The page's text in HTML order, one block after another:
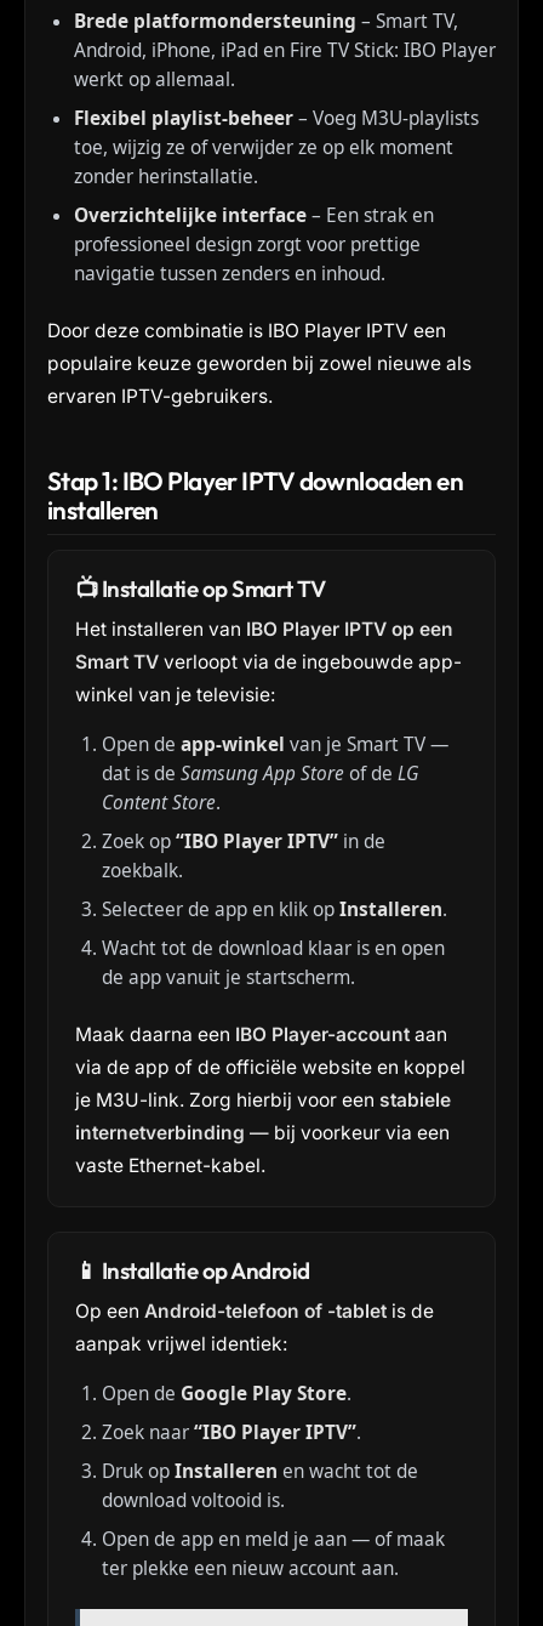
Brede platformondersteuning – Smart TV,
Android, iPhone, iPad en Fire TV Stick: IBO Player
werkt op allemaal.
Flexibel playlist-beheer– Voeg M3U-playlists
toe, wijzig ze of verwijder ze op elk moment
zonder herinstallatie.
Overzichtelijke interface– Een strak en
professioneel design zorgt voor prettige
navigatie tussen zenders en inhoud.
Door deze combinatie is IBO Player IPTV een
populaire keuze geworden bij zowel nieuwe als
ervaren IPTV-gebruikers.
Stap 1: IBO Player IPTV downloaden en
installeren
📺 Installatie op Smart TV
Het installeren van IBO Player IPTV op een
Smart TV verloopt via de ingebouwde app-
winkel van je televisie:
Open de app-winkel van je Smart TV —
dat is de Samsung App Storeof de LG
Content Store.
Zoek op“IBO Player IPTV” in de
zoekbalk.
Selecteer de app en klik opInstalleren.
Wacht tot de download klaar is en open
de app vanuit je startscherm.
Maak daarna een IBO Player-account aan
via de app of de officiële website en koppel
je M3U-link. Zorg hierbij voor een stabiele
internetverbinding — bij voorkeur via een
vaste Ethernet-kabel.
📱 Installatie op Android
Op een Android-telefoon of -tablet is de
aanpak vrijwel identiek:
Open de Google Play Store.
Zoek naar“IBO Player IPTV”.
Druk opInstalleren en wacht tot de
download voltooid is.
Open de app en meld je aan — of maak
ter plekke een nieuw account aan.